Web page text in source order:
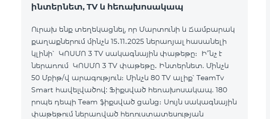
ինտերնետ, TV և հեռախոսակապ
Ուրախ ենք տեղեկացնել, որ Մարտունի և Ճամբարակ
քաղաքներում մինչև 15․11․2025 ներառյալ հասանելի
կլինի՝ ԿՈՍՄՈ 3 TV սակագնային փաթեթը։ Ի՞նչ է
ներառում ԿՈՍՄՈ 3 TV փաթեթը․ Ինտերնետ. Մինչև
50 Մբիթ/վ արագություն։ Մինչև 80 TV ալիք՝ TeamTv
Smart հավելվածով: Ֆիքսված հեռախոսակապ. 180
րոպե դեպի Team ֆիքսված ցանց։ Սույն սակագնային
փաթեթում ներառված հեռուստատեսության